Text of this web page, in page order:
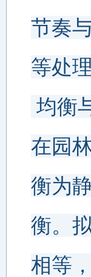
节奏
等处
均衡
在园
衡为
衡。
相等